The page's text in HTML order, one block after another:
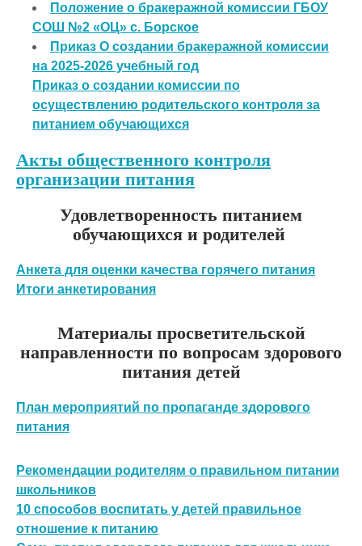
Положение о бракеражной комиссии ГБОУ
СОШ №2 «ОЦ» с. Борское
Приказ О создании бракеражной комиссии
на 2025-2026 учебный год
Приказ о создании комиссии по
осуществлению родительского контроля за
питанием обучающихся
Акты общественного контроля
организации питания
Удовлетворенность питанием
обучающихся и родителей
Анкета для оценки качества горячего питания
Итоги анкетирования
Материалы просветительской
направленности по вопросам здорового
питания детей
План мероприятий по пропаганде здорового
питания
Рекомендации родителям о правильном питании
школьников
10 способов воспитать у детей правильное
отношение к питанию